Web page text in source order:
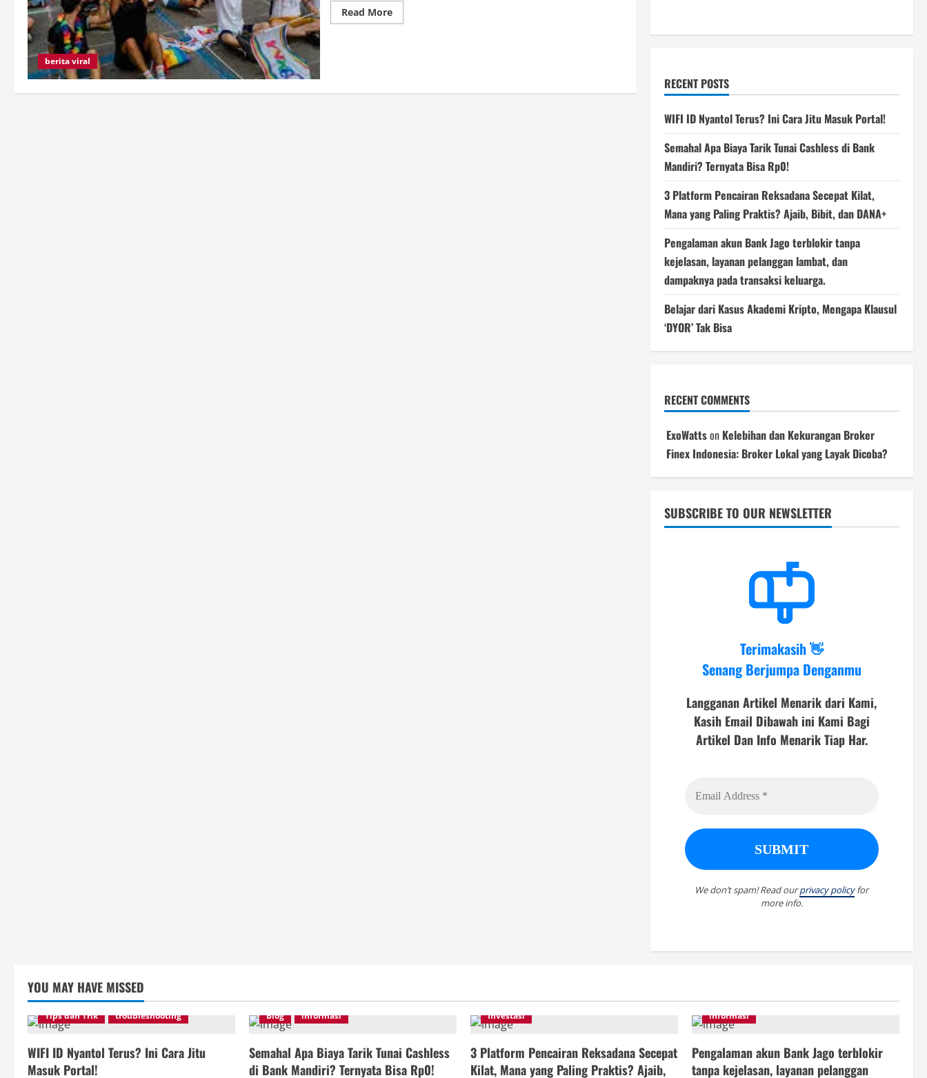
berita viral
Read MoreRead
more
RECENT POSTS
WIFI ID Nyantol Terus? Ini Cara Jitu Masuk Portal!
Semahal Apa Biaya Tarik Tunai Cashless di Bank
Mandiri? Ternyata Bisa Rp0!
3 Platform Pencairan Reksadana Secepat Kilat,
Mana yang Paling Praktis? Ajaib, Bibit, dan DANA+
Pengalaman akun Bank Jago terblokir tanpa
kejelasan, layanan pelanggan lambat, dan
dampaknya pada transaksi keluarga.
Belajar dari Kasus Akademi Kripto, Mengapa Klausul
‘DYOR’ Tak Bisa
RECENT COMMENTS
ExoWattson Kelebihan dan Kekurangan Broker
Finex Indonesia: Broker Lokal yang Layak Dicoba?
SUBSCRIBE TO OUR NEWSLETTER
Terimakasih 👋
Senang Berjumpa Denganmu
Langganan Artikel Menarik dari Kami,
Kasih Email Dibawah ini Kami Bagi
Artikel Dan Info Menarik Tiap Har.
We don’t spam! Read ourprivacy policyfor
more info.
YOU MAY HAVE MISSED
Tips dan Trik troubleshooting
WIFI ID Nyantol Terus? Ini Cara Jitu
Masuk Portal!
Blog informasi
Semahal Apa Biaya Tarik Tunai Cashless
di Bank Mandiri? Ternyata Bisa Rp0!
Investasi
3 Platform Pencairan Reksadana Secepat
Kilat, Mana yang Paling Praktis? Ajaib,
informasi
Pengalaman akun Bank Jago terblokir
tanpa kejelasan, layanan pelanggan